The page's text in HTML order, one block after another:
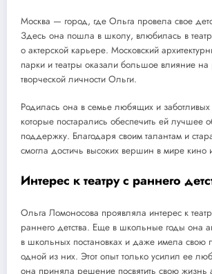
Москва — город, где Ольга провела свое
Здесь она пошла в школу, влюбилась в
о актерской карьере. Московский
парки и театры оказали большое влияние на
творческой личности Ольги.
Родилась она в семье любящих и
которые постарались обеспечить ей лучшее
поддержку. Благодаря своим талантам и
смогла достичь высоких вершин в мире кино
Интерес к театру с раннего
Ольга Ломоносова проявляла интерес к
раннего детства. Еще в школьные годы она
в школьных постановках и даже имела свою
одной из них. Этот опыт только усилил ее
она приняла решение посвятить свою жизнь